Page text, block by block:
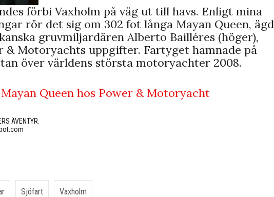
förbi Vaxholm på väg ut till havs. Enligt mina
rör det sig om 302 fot långa Mayan Queen, ägd
gruvmiljardären Alberto Bailléres (höger),
& Motoryachts uppgifter. Fartyget hamnade på
över världens största motoryachter 2008.
Mayan Queen hos Power & Motoryacht
ÄVENTYR.
Sjöfart Vaxholm